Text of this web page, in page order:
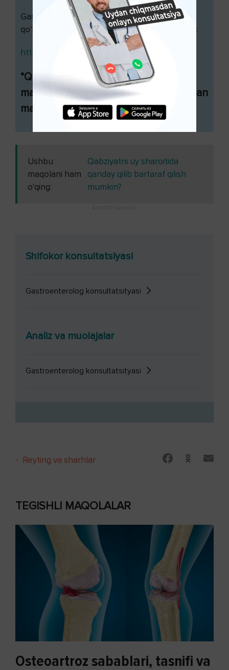
Gastroenterologik kasalliklarda eng kop
qo'llaniladigan dori vositalardan biri ITOMEDdir:
https://apteka.uz/uz/product/itomed
*Qo'llash mumkin bo'lmagan holatlar
mavjud. Ishlatishdan oldin shifokor bilan
maslahatlashing.
Ushbu
maqolani ham
o'qing:
Qabziyatni uy sharoitida
qanday qilib bartaraf qilish
mumkin?
Shifokor konsultatsiyasi
Gastroenterolog konsultatsityasi
Analiz va muolajalar
Gastroenterolog konsultatsityasi
- Reyting va sharhlar
TEGISHLI MAQOLALAR
Osteoartroz sabablari, tasnifi va